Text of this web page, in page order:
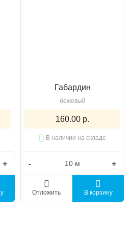
+
Габардин
бежевый
160.00 р.
В наличии на складе
- +
Отложить В корзину